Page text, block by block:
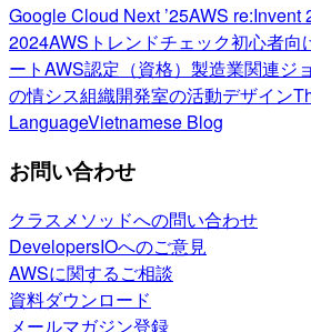
Google Cloud Next ’25AWS re:Invent
2024AWSトレンドチェック初心者向
ートAWS認定（資格） 製造業関連ジ
の情シス組織開発室の活動デザイン
LanguageVietnamese Blog
お問い合わせ
クラスメソッドへの問い合わせ
DevelopersIOへのご意見
AWSに関するご相談
資料ダウンロード
メールマガジン登録